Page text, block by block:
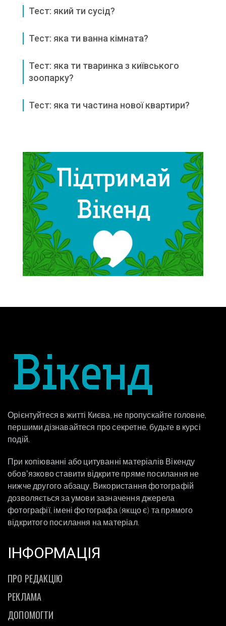
Тест: який ти сусід?
Тест: яка ти ванна кімната?
Тест: яка ти тваринка з київського
зоопарку?
Тест: яка ти частина нової квартири?
Орієнтуйтеся в житті Києва, не пропускайте головне,
першими дізнавайтеся про секретне, будьте в курсі
подій.
При копіюванні або цитуванні матеріалів Вікенду
обовʼязково ставити відкрите пряме посилання не
нижче другого абзацу. Використання фотографій
дозволяється за умови зазначення джерела
фотографії, імені фотографа (якщо є) та прямого
відкритого посилання на матеріал.
ІНФОРМАЦІЯ
ПРО РЕДАКЦІЮ
РЕКЛАМА
ДОПОМОГТИ